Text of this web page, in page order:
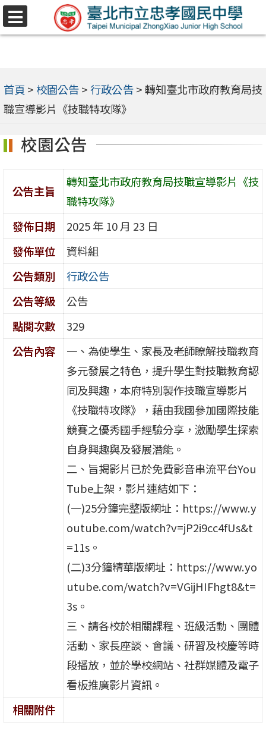
跳
至
內
容
選
首頁 > 校園公告> 行政公告>轉知臺北市政府教育局技
職宣導影片《技職特攻隊》
校園公告
公告主旨
轉知臺北市政府教育局技職宣導影片《技
職特攻隊》
發佈日期
2025 年 10 月 23 日
發佈單位
資料組
公告類別
行政公告
公告等級
公告
點閱次數
329
公告內容
一、為使學生、家長及老師瞭解技職教育
多元發展之特色，提升學生對技職教育認
同及興趣，本府特別製作技職宣導影片
《技職特攻隊》，藉由我國參加國際技能
競賽之優秀國手經驗分享，激勵學生探索
自身興趣與及發展潛能。
二、旨揭影片已於免費影音串流平台You
Tube上架，影片連結如下：
(一)25分鐘完整版網址：https://www.y
outube.com/watch?v=jP2i9cc4fUs&t
=11s。
(二)3分鐘精華版網址：https://www.yo
utube.com/watch?v=VGijHIFhgt8&t=
3s。
三、請各校於相關課程、班級活動、團體
活動、家長座談、會議、研習及校慶等時
段播放，並於學校網站、社群媒體及電子
看板推廣影片資訊。
相關附件